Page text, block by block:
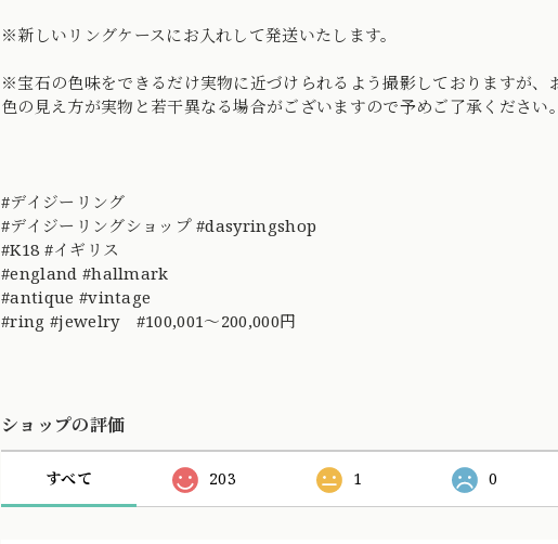
※新しいリングケースにお入れして発送いたします。
※宝石の色味をできるだけ実物に近づけられるよう撮影しておりますが
色の見え方が実物と若干異なる場合がございますので予めご了承ください
#デイジーリング
#デイジーリングショップ #dasyringshop
#K18 #イギリス
#england #hallmark
#antique #vintage
#ring #jewelry #100,001～200,000円
ショップの評価
すべて 203 1 0